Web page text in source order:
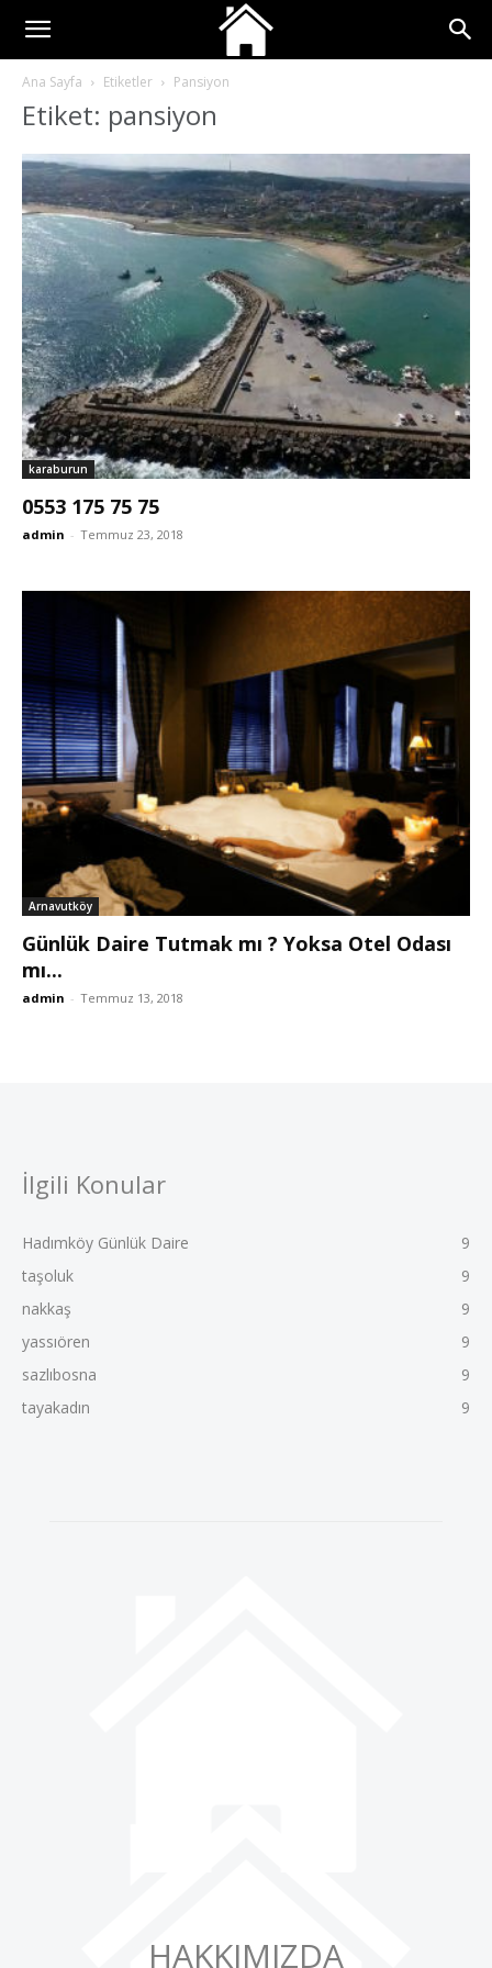
Ana Sayfa Etiketler Pansiyon
Etiket: pansiyon
karaburun
0553 175 75 75
admin - Temmuz 23, 2018
Arnavutköy
Günlük Daire Tutmak mı ? Yoksa Otel Odası
mı...
admin - Temmuz 13, 2018
İlgili Konular
Hadımköy Günlük Daire
9
taşoluk
9
nakkaş
9
yassıören
9
sazlıbosna
9
tayakadın
9
HAKKIMIZDA